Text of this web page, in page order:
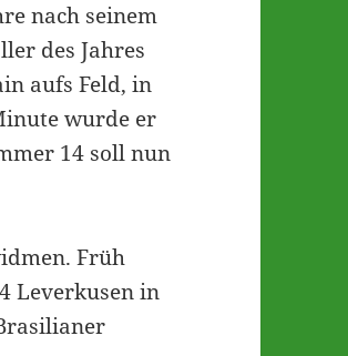
nach seinem
des Jahres
aufs Feld, in
wurde er
14 soll nun
Früh
Leverkusen in